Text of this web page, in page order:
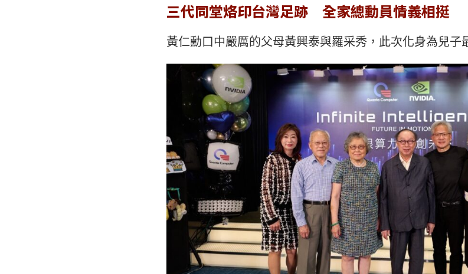
三代同堂烙印台灣足跡 全家總動員情義相挺
黃仁勳口中嚴厲的父母黃興泰與羅采秀，此次化身為兒子